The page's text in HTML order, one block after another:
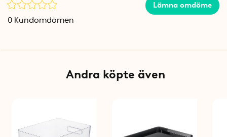
Locket säljs separat så att du själv kan välja om du vill ha
öppen eller sluten förvaring.
Lock: Säljs separat
Lämna omdöme
0 Kundomdömen
Andra köpte även